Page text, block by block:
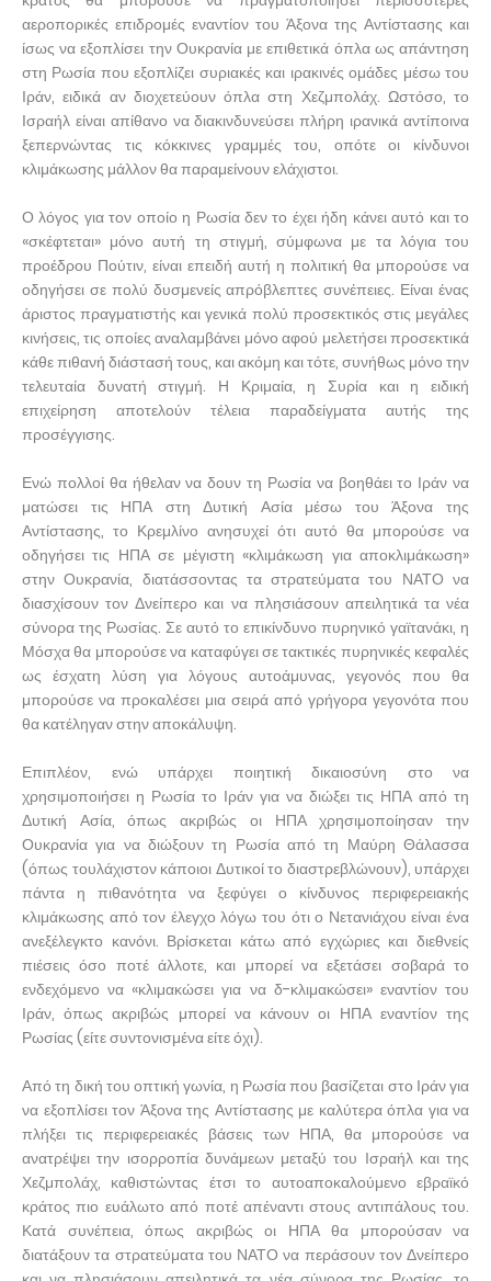
αεροπορικές επιδρομές εναντίον του Άξονα της Αντίστασης και
ίσως να εξοπλίσει την Ουκρανία με επιθετικά όπλα ως απάντηση
στη Ρωσία που εξοπλίζει συριακές και ιρακινές ομάδες μέσω του
Ιράν, ειδικά αν διοχετεύουν όπλα στη Χεζμπολάχ. Ωστόσο, το
Ισραήλ είναι απίθανο να διακινδυνεύσει πλήρη ιρανικά αντίποινα
ξεπερνώντας τις κόκκινες γραμμές του, οπότε οι κίνδυνοι
κλιμάκωσης μάλλον θα παραμείνουν ελάχιστοι.
Ο λόγος για τον οποίο η Ρωσία δεν το έχει ήδη κάνει αυτό και το
«σκέφτεται» μόνο αυτή τη στιγμή, σύμφωνα με τα λόγια του
προέδρου Πούτιν, είναι επειδή αυτή η πολιτική θα μπορούσε να
οδηγήσει σε πολύ δυσμενείς απρόβλεπτες συνέπειες. Είναι ένας
άριστος πραγματιστής και γενικά πολύ προσεκτικός στις μεγάλες
κινήσεις, τις οποίες αναλαμβάνει μόνο αφού μελετήσει προσεκτικά
κάθε πιθανή διάστασή τους, και ακόμη και τότε, συνήθως μόνο την
τελευταία δυνατή στιγμή. Η Κριμαία, η Συρία και η ειδική
επιχείρηση αποτελούν τέλεια παραδείγματα αυτής της
προσέγγισης.
Ενώ πολλοί θα ήθελαν να δουν τη Ρωσία να βοηθάει το Ιράν να
ματώσει τις ΗΠΑ στη Δυτική Ασία μέσω του Άξονα της
Αντίστασης, το Κρεμλίνο ανησυχεί ότι αυτό θα μπορούσε να
οδηγήσει τις ΗΠΑ σε μέγιστη «κλιμάκωση για αποκλιμάκωση»
στην Ουκρανία, διατάσσοντας τα στρατεύματα του ΝΑΤΟ να
διασχίσουν τον Δνείπερο και να πλησιάσουν απειλητικά τα νέα
σύνορα της Ρωσίας. Σε αυτό το επικίνδυνο πυρηνικό γαϊτανάκι, η
Μόσχα θα μπορούσε να καταφύγει σε τακτικές πυρηνικές κεφαλές
ως έσχατη λύση για λόγους αυτοάμυνας, γεγονός που θα
μπορούσε να προκαλέσει μια σειρά από γρήγορα γεγονότα που
θα κατέληγαν στην αποκάλυψη.
Επιπλέον, ενώ υπάρχει ποιητική δικαιοσύνη στο να
χρησιμοποιήσει η Ρωσία το Ιράν για να διώξει τις ΗΠΑ από τη
Δυτική Ασία, όπως ακριβώς οι ΗΠΑ χρησιμοποίησαν την
Ουκρανία για να διώξουν τη Ρωσία από τη Μαύρη Θάλασσα
(όπως τουλάχιστον κάποιοι Δυτικοί το διαστρεβλώνουν), υπάρχει
πάντα η πιθανότητα να ξεφύγει ο κίνδυνος περιφερειακής
κλιμάκωσης από τον έλεγχο λόγω του ότι ο Νετανιάχου είναι ένα
ανεξέλεγκτο κανόνι. Βρίσκεται κάτω από εγχώριες και διεθνείς
πιέσεις όσο ποτέ άλλοτε, και μπορεί να εξετάσει σοβαρά το
ενδεχόμενο να «κλιμακώσει για να δ-κλιμακώσει» εναντίον του
Ιράν, όπως ακριβώς μπορεί να κάνουν οι ΗΠΑ εναντίον της
Ρωσίας (είτε συντονισμένα είτε όχι).
Από τη δική του οπτική γωνία, η Ρωσία που βασίζεται στο Ιράν για
να εξοπλίσει τον Άξονα της Αντίστασης με καλύτερα όπλα για να
πλήξει τις περιφερειακές βάσεις των ΗΠΑ, θα μπορούσε να
ανατρέψει την ισορροπία δυνάμεων μεταξύ του Ισραήλ και της
Χεζμπολάχ, καθιστώντας έτσι το αυτοαποκαλούμενο εβραϊκό
κράτος πιο ευάλωτο από ποτέ απέναντι στους αντιπάλους του.
Κατά συνέπεια, όπως ακριβώς οι ΗΠΑ θα μπορούσαν να
διατάξουν τα στρατεύματα του ΝΑΤΟ να περάσουν τον Δνείπερο